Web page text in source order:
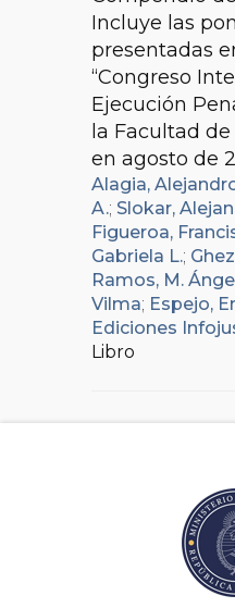
Incluye las
presentadas
“Congreso
Ejecución
la Facultad
en agosto de
Alagia,
A.; Slokar,
Figueroa,
Gabriela L.;
Ramos, M.
Vilma; Espejo,
Ediciones
Libro